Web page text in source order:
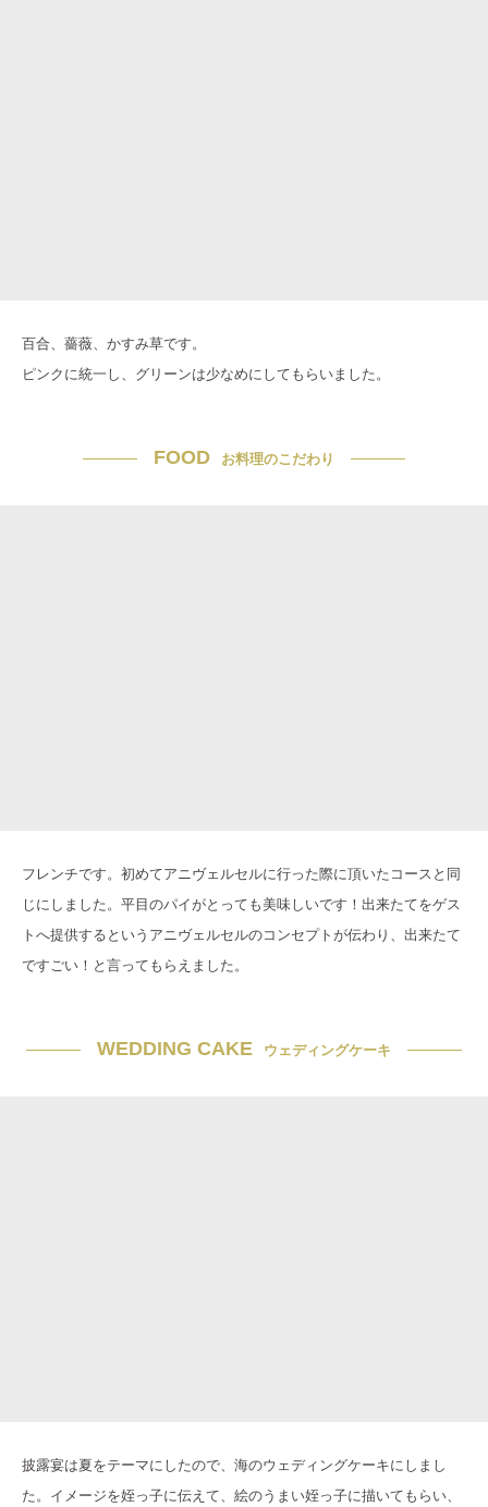
百合、薔薇、かすみ草です。
ピンクに統一し、グリーンは少なめにしてもらいました。
FOOD お料理のこだわり
フレンチです。初めてアニヴェルセルに行った際に頂いたコースと同
じにしました。平目のパイがとっても美味しいです！出来たてをゲス
トへ提供するというアニヴェルセルのコンセプトが伝わり、出来たて
ですごい！と言ってもらえました。
WEDDING CAKE ウェディングケーキ
披露宴は夏をテーマにしたので、海のウェディングケーキにしまし
た。イメージを姪っ子に伝えて、絵のうまい姪っ子に描いてもらい、